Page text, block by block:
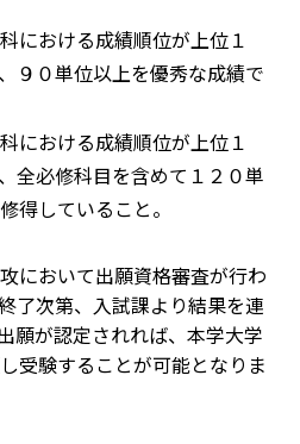
における成績順位が上位１
９０単位以上を優秀な成績で
における成績順位が上位１
全必修科目を含めて１２０単
得していること。
において出願資格審査が行わ
了次第、入試課より結果を連
願が認定されれば、本学大学
受験することが可能となりま